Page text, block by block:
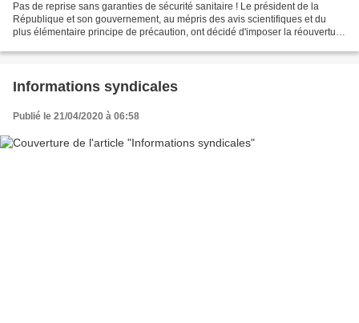
Pas de reprise sans garanties de sécurité sanitaire ! Le président de la
République et son gouvernement, au mépris des avis scientifiques et du
plus élémentaire principe de précaution, ont décidé d'imposer la réouverture
Informations syndicales
Publié le 21/04/2020 à 06:58